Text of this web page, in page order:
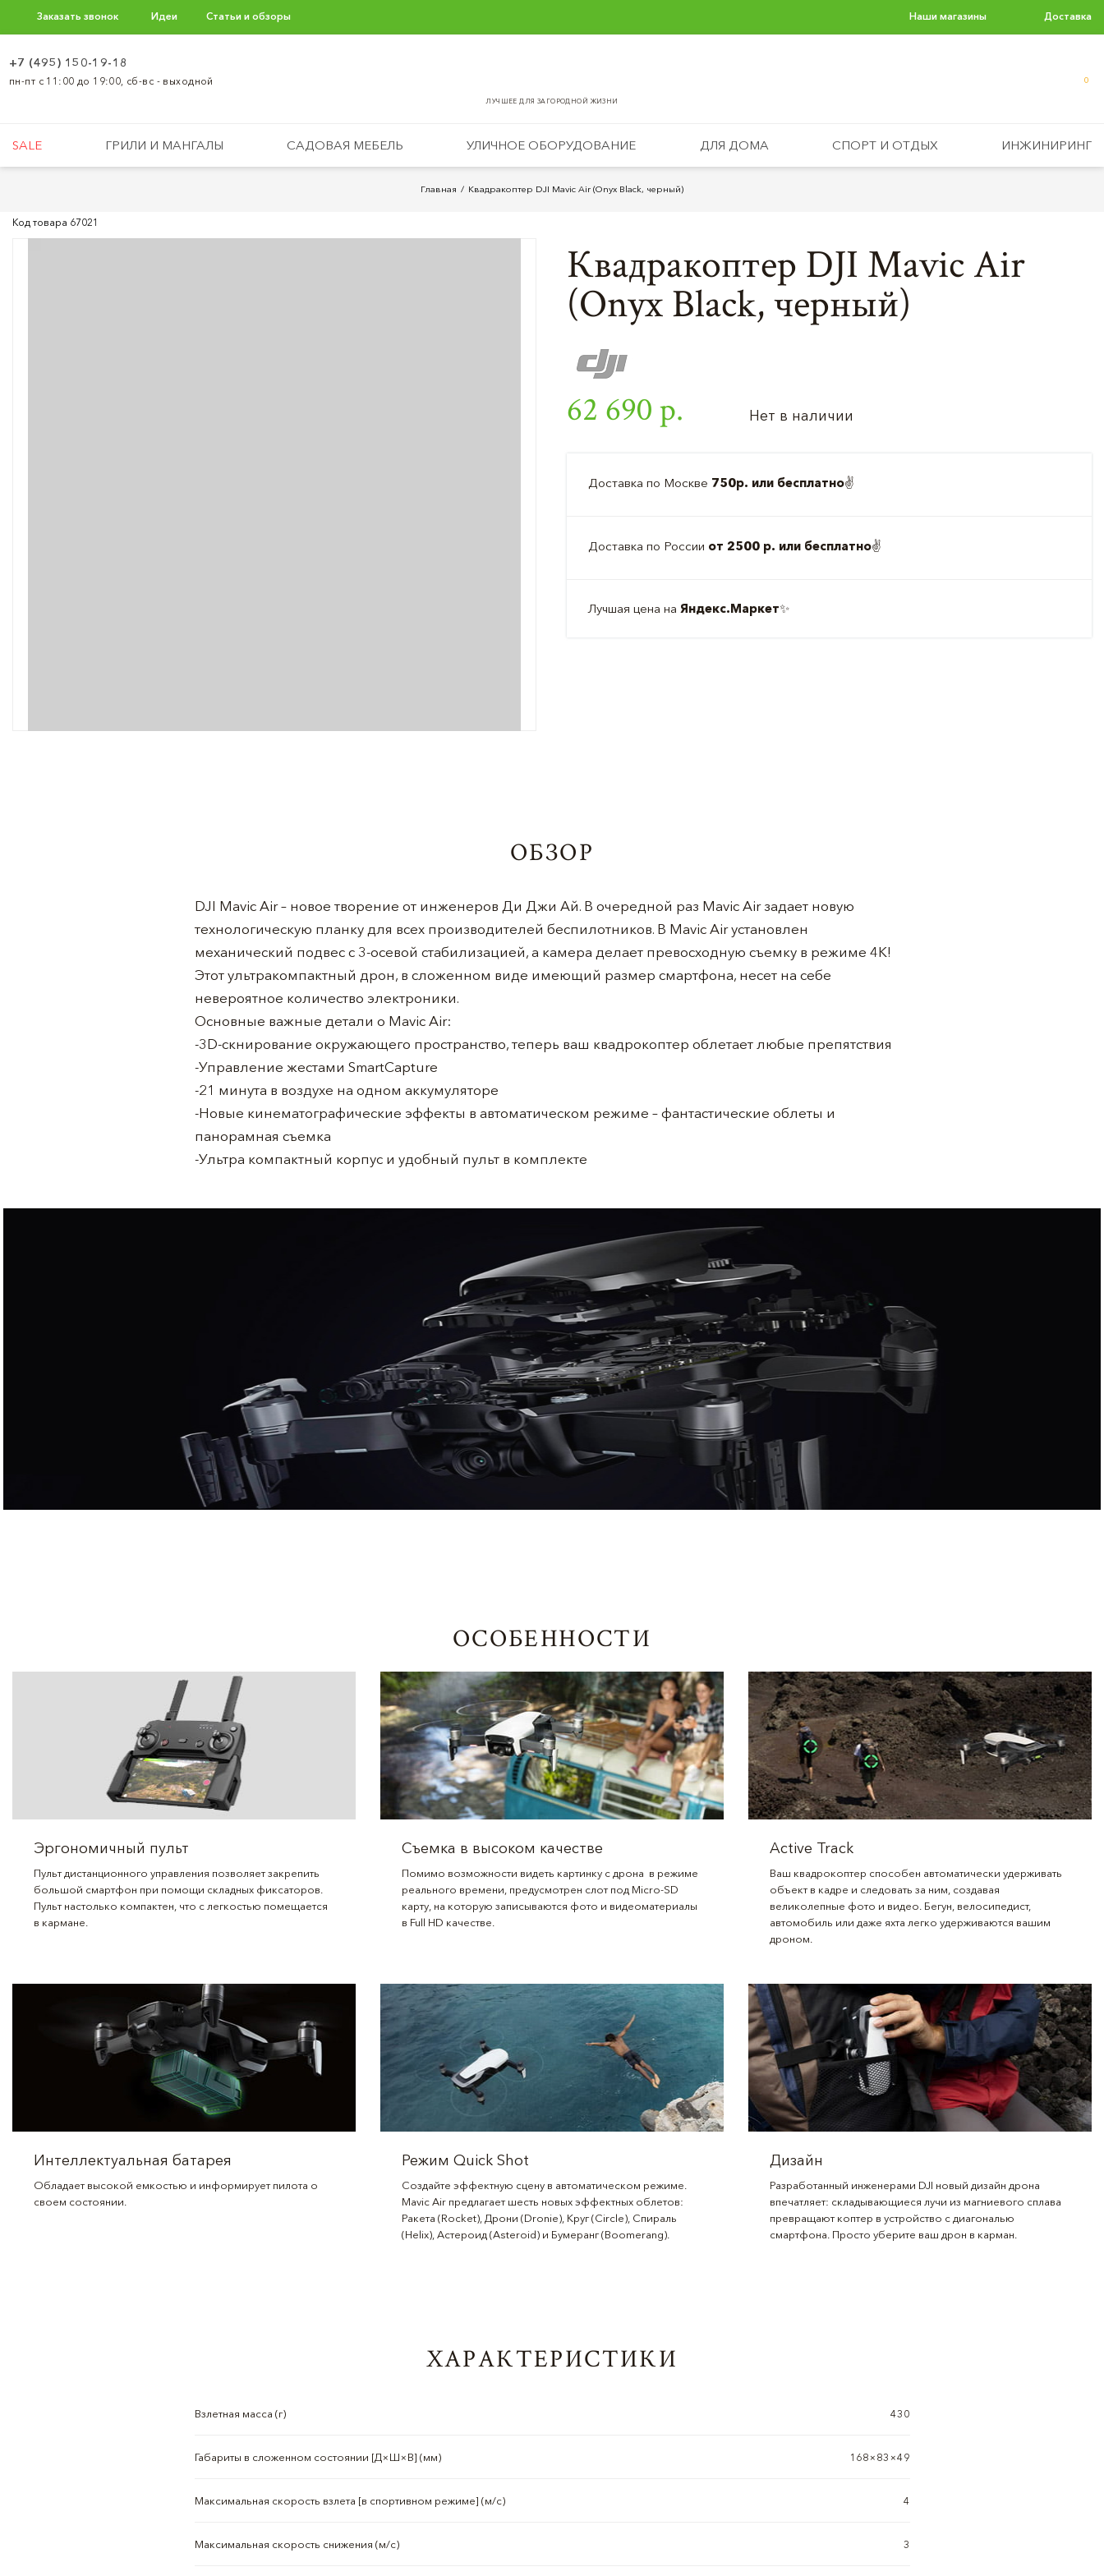
Заказать звонок Идеи Статьи и обзоры Наши магазины Доставка
ЛУЧШЕЕ ДЛЯ ЗАГОРОДНОЙ ЖИЗНИ
+7 (495) 150-19-18
пн-пт с 11:00 до 19:00, сб-вс - выходной 0
SALE ГРИЛИ И МАНГАЛЫ САДОВАЯ МЕБЕЛЬ УЛИЧНОЕ ОБОРУДОВАНИЕ ДЛЯ ДОМА СПОРТ И ОТДЫХ ИНЖИНИРИНГ
Главная Квадракоптер DJI Mavic Air (Onyx Black, черный)
Код товара 67021
Квадракоптер DJI Mavic Air
(Onyx Black, черный)
62 690 р. Нет в наличии
Доставка по Москве 750р. или бесплатно✌️
Доставка по России от 2500 р. или бесплатно✌️
Лучшая цена на Яндекс.Маркет✨
ОБЗОР
DJI Mavic Air – новое творение от инженеров Ди Джи Ай. В очередной раз Mavic Air задает новую
технологическую планку для всех производителей беспилотников. В Mavic Air установлен
механический подвес с 3-осевой стабилизацией, а камера делает превосходную съемку в режиме 4К!
Этот ультракомпактный дрон, в сложенном виде имеющий размер смартфона, несет на себе
невероятное количество электроники.
Основные важные детали о Mavic Air:
-3D-скнирование окружающего пространство, теперь ваш квадрокоптер облетает любые препятствия
-Управление жестами SmartCapture
-21 минута в воздухе на одном аккумуляторе
-Новые кинематографические эффекты в автоматическом режиме – фантастические облеты и
панорамная съемка
-Ультра компактный корпус и удобный пульт в комплекте
ОСОБЕННОСТИ
Эргономичный пульт
Пульт дистанционного управления позволяет закрепить
большой смартфон при помощи складных фиксаторов.
Пульт настолько компактен, что с легкостью помещается
в кармане.
Съемка в высоком качестве
Помимо возможности видеть картинку с дрона в режиме
реального времени, предусмотрен слот под Micro-SD
карту, на которую записываются фото и видеоматериалы
в Full HD качестве.
Active Track
Ваш квадрокоптер способен автоматически удерживать
объект в кадре и следовать за ним, создавая
великолепные фото и видео. Бегун, велосипедист,
автомобиль или даже яхта легко удерживаются вашим
дроном.
Интеллектуальная батарея
Обладает высокой емкостью и информирует пилота о
своем состоянии.
Режим Quick Shot
Создайте эффектную сцену в автоматическом режиме.
Mavic Air предлагает шесть новых эффектных облетов:
Ракета (Rocket), Дрони (Dronie), Круг (Circle), Спираль
(Helix), Астероид (Asteroid) и Бумеранг (Boomerang).
Дизайн
Разработанный инженерами DJI новый дизайн дрона
впечатляет: складывающиеся лучи из магниевого сплава
превращают коптер в устройство с диагональю
смартфона. Просто уберите ваш дрон в карман.
ХАРАКТЕРИСТИКИ
Взлетная масса (г) 430
Габариты в сложенном состоянии [Д×Ш×В] (мм) 168×83×49
Максимальная скорость взлета [в спортивном режиме] (м/с) 4
Максимальная скорость снижения (м/с) 3